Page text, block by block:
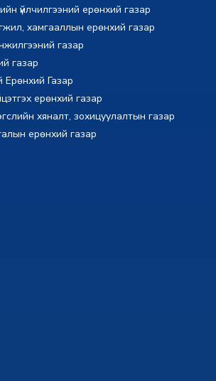
үйлчилгээний ерөнхий газар
хамгааллын ерөнхий газар
газар
газар
Ерөнхий Газар
ерөнхий газар
хяналт, зохицуулалтын газар
ерөнхий газар